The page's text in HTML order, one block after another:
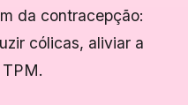
da contracepção:
cólicas, aliviar a